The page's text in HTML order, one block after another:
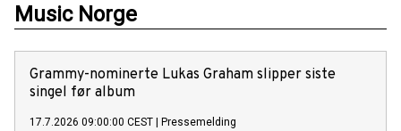
Music Norge
Grammy-nominerte Lukas Graham slipper siste
singel før album
17.7.2026 09:00:00 CEST Pressemelding